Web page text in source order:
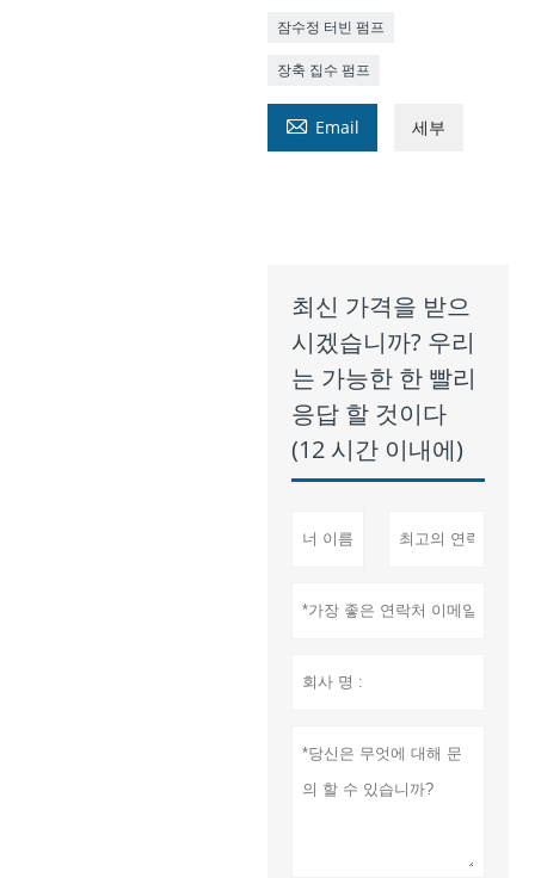
잠수정 터빈 펌프
장축 집수 펌프
 Email 세부
최신 가격을 받으
시겠습니까? 우리
는 가능한 한 빨리
응답 할 것이다
(12 시간 이내에)